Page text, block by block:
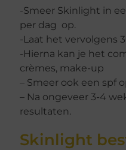
-Smeer Skinlight in
per dag op.
-Laat het vervolgens
-Hierna kan je het
crèmes, make-up
– Smeer ook een spf
– Na ongeveer 3-4
resultaten.
Skinlight